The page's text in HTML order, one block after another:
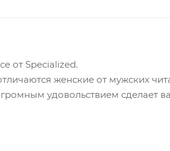
от Specialized.
женские от мужских
удовольствием сделает